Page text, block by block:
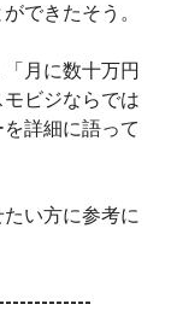
できたそう。
月に数十万円
ビジならでは
詳細に語って
い方に参考に